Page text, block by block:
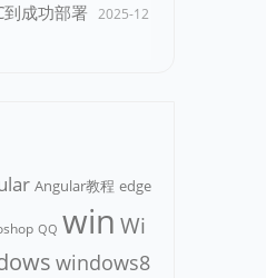
成功部署 2025-12
Angular教程 edge
QQ win Wi
windows8